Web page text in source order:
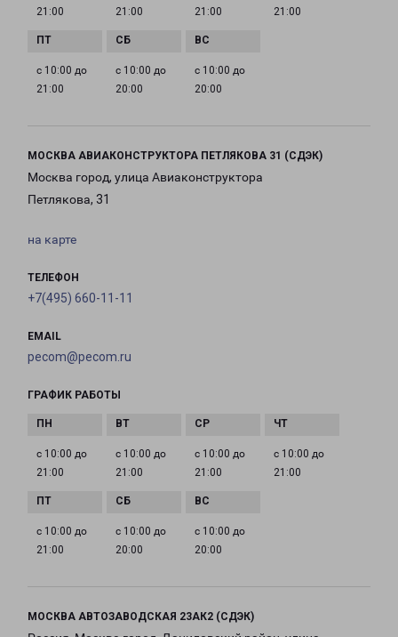
21:00
21:00
21:00
21:00
с 10:00 до
21:00
с 10:00 до
20:00
с 10:00 до
20:00
МОСКВА АВИАКОНСТРУКТОРА ПЕТЛЯКОВА 31 (СДЭК)
Москва город, улица Авиаконструктора
Петлякова, 31
на карте
ТЕЛЕФОН
+7(495) 660-11-11
EMAIL
pecom@pecom.ru
ГРАФИК РАБОТЫ
с 10:00 до
21:00
с 10:00 до
21:00
с 10:00 до
21:00
с 10:00 до
21:00
с 10:00 до
21:00
с 10:00 до
20:00
с 10:00 до
20:00
МОСКВА АВТОЗАВОДСКАЯ 23АК2 (СДЭК)